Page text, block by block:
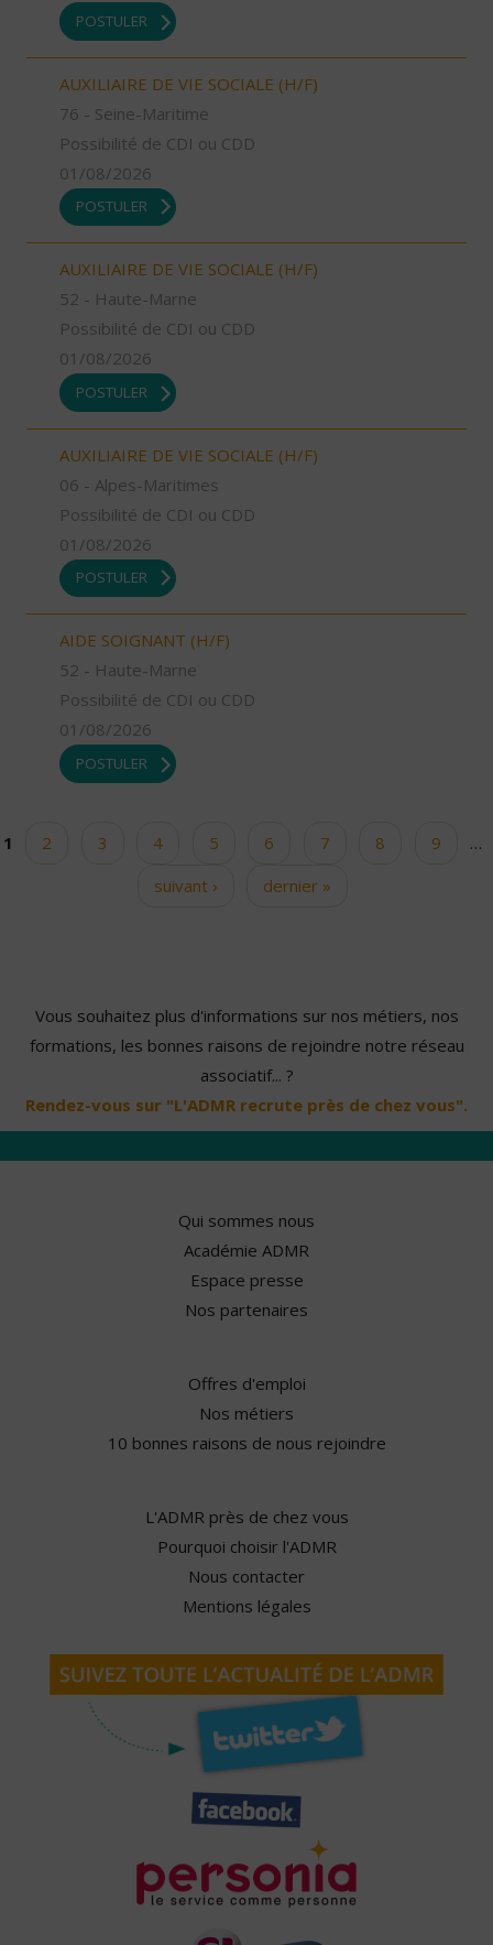
POSTULER
AUXILIAIRE DE VIE SOCIALE (H/F)
76 - Seine-Maritime
Possibilité de CDI ou CDD
01/08/2026
POSTULER
AUXILIAIRE DE VIE SOCIALE (H/F)
52 - Haute-Marne
Possibilité de CDI ou CDD
01/08/2026
POSTULER
AUXILIAIRE DE VIE SOCIALE (H/F)
06 - Alpes-Maritimes
Possibilité de CDI ou CDD
01/08/2026
POSTULER
AIDE SOIGNANT (H/F)
52 - Haute-Marne
Possibilité de CDI ou CDD
01/08/2026
POSTULER
Pages
1 2 3 4 5 6 7 8 9
…
suivant ›
dernier »
Vous souhaitez plus d'informations sur nos métiers, nos
formations, les bonnes raisons de rejoindre notre réseau
associatif... ?
Rendez-vous sur "L'ADMR recrute près de chez vous".
Qui sommes nous
Académie ADMR
Espace presse
Nos partenaires
Offres d'emploi
Nos métiers
10 bonnes raisons de nous rejoindre
L'ADMR près de chez vous
Pourquoi choisir l'ADMR
Nous contacter
Mentions légales